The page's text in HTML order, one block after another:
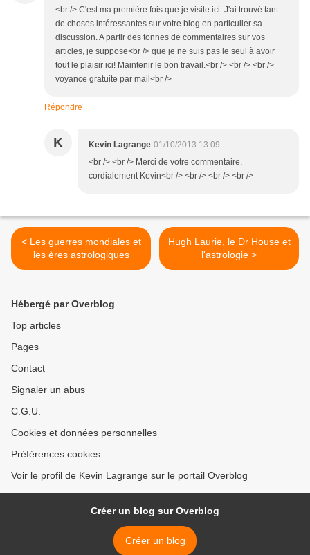
<br /> C'est ma première fois que je visite ici. J'ai trouvé tant
de choses intéressantes sur votre blog en particulier sa
discussion. A partir des tonnes de commentaires sur vos
articles, je suppose<br /> que je ne suis pas le seul à avoir
tout le plaisir ici! Maintenir le bon travail.<br /> <br /> <br />
voyance gratuite par mail<br />
Répondre
K Kevin Lagrange 01/10/2013 13:09
<br /> <br /> Merci de votre commentaire,
cordialement Kevin<br /> <br /> <br /> <br />
< Les guerres mondiales et
les ères astrologiques
Hugh Laurie, le Dr House et
l'astrologie >
Hébergé par Overblog
Top articles
Pages
Contact
Signaler un abus
C.G.U.
Cookies et données personnelles
Préférences cookies
Voir le profil de Kevin Lagrange sur le portail Overblog
Créer un blog sur Overblog
Créer un blog